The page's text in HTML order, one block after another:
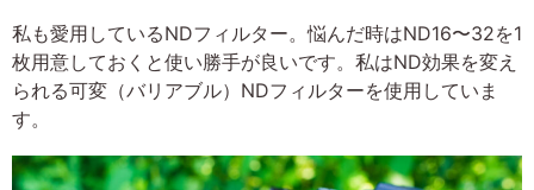
私も愛用しているNDフィルター。悩んだ時はND16〜32を1
枚用意しておくと使い勝手が良いです。私はND効果を変え
られる可変（バリアブル）NDフィルターを使用していま
す。